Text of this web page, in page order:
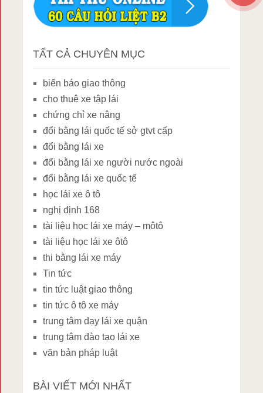
TẤT CẢ CHUYÊN MỤC
biển báo giao thông
cho thuê xe tập lái
chứng chỉ xe nâng
đổi bằng lái quốc tế sở gtvt cấp
đổi bằng lái xe
đổi bằng lái xe người nước ngoài
đổi bằng lái xe quốc tế
học lái xe ô tô
nghị định 168
tài liệu học lái xe máy – môtô
tài liệu học lái xe ôtô
thi bằng lái xe máy
Tin tức
tin tức luật giao thông
tin tức ô tô xe máy
trung tâm dạy lái xe quận
trung tâm đào tạo lái xe
văn bản pháp luật
BÀI VIẾT MỚI NHẤT